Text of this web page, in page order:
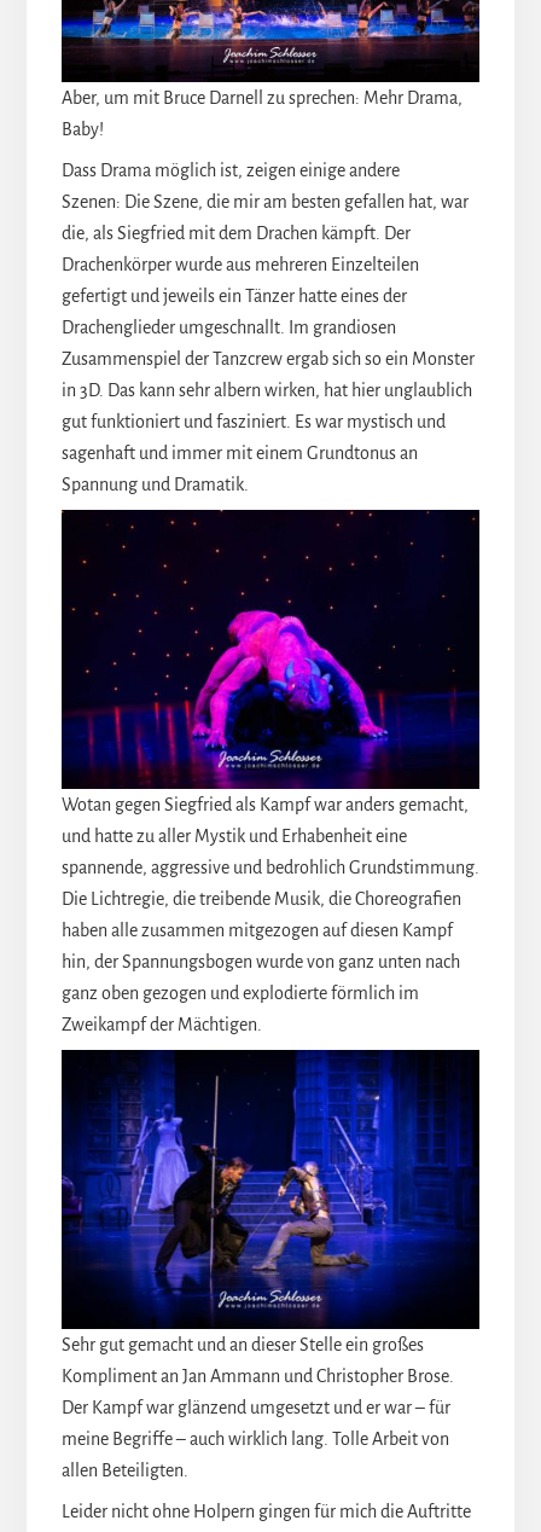
Aber, um mit Bruce Darnell zu sprechen: Mehr Drama,
Baby!
Dass Drama möglich ist, zeigen einige andere
Szenen: Die Szene, die mir am besten gefallen hat, war
die, als Siegfried mit dem Drachen kämpft. Der
Drachenkörper wurde aus mehreren Einzelteilen
gefertigt und jeweils ein Tänzer hatte eines der
Drachenglieder umgeschnallt. Im grandiosen
Zusammenspiel der Tanzcrew ergab sich so ein Monster
in 3D. Das kann sehr albern wirken, hat hier unglaublich
gut funktioniert und fasziniert. Es war mystisch und
sagenhaft und immer mit einem Grundtonus an
Spannung und Dramatik.
Wotan gegen Siegfried als Kampf war anders gemacht,
und hatte zu aller Mystik und Erhabenheit eine
spannende, aggressive und bedrohlich Grundstimmung.
Die Lichtregie, die treibende Musik, die Choreografien
haben alle zusammen mitgezogen auf diesen Kampf
hin, der Spannungsbogen wurde von ganz unten nach
ganz oben gezogen und explodierte förmlich im
Zweikampf der Mächtigen.
Sehr gut gemacht und an dieser Stelle ein großes
Kompliment an Jan Ammann und Christopher Brose.
Der Kampf war glänzend umgesetzt und er war – für
meine Begriffe – auch wirklich lang. Tolle Arbeit von
allen Beteiligten.
Leider nicht ohne Holpern gingen für mich die Auftritte